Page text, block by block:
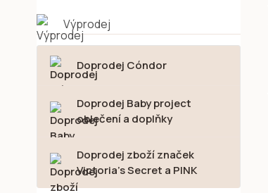
Výprodej
Doprodej Cóndor
Doprodej Baby project
oblečení a doplňky
Doprodej zboží značek
Victoria's Secret a PINK